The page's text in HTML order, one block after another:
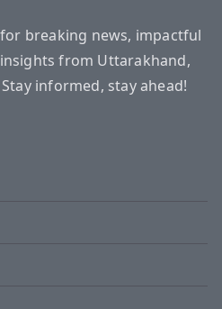
breaking news, impactful
from Uttarakhand,
informed, stay ahead!